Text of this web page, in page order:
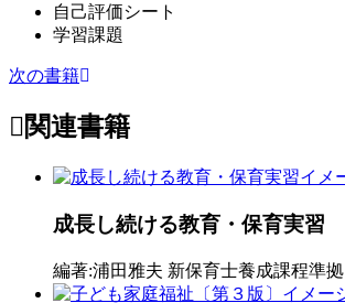
自己評価シート
学習課題
次の書籍
関連書籍
成長し続ける教育・保育実習
編著:浦田雅夫 新保育士養成課程準拠